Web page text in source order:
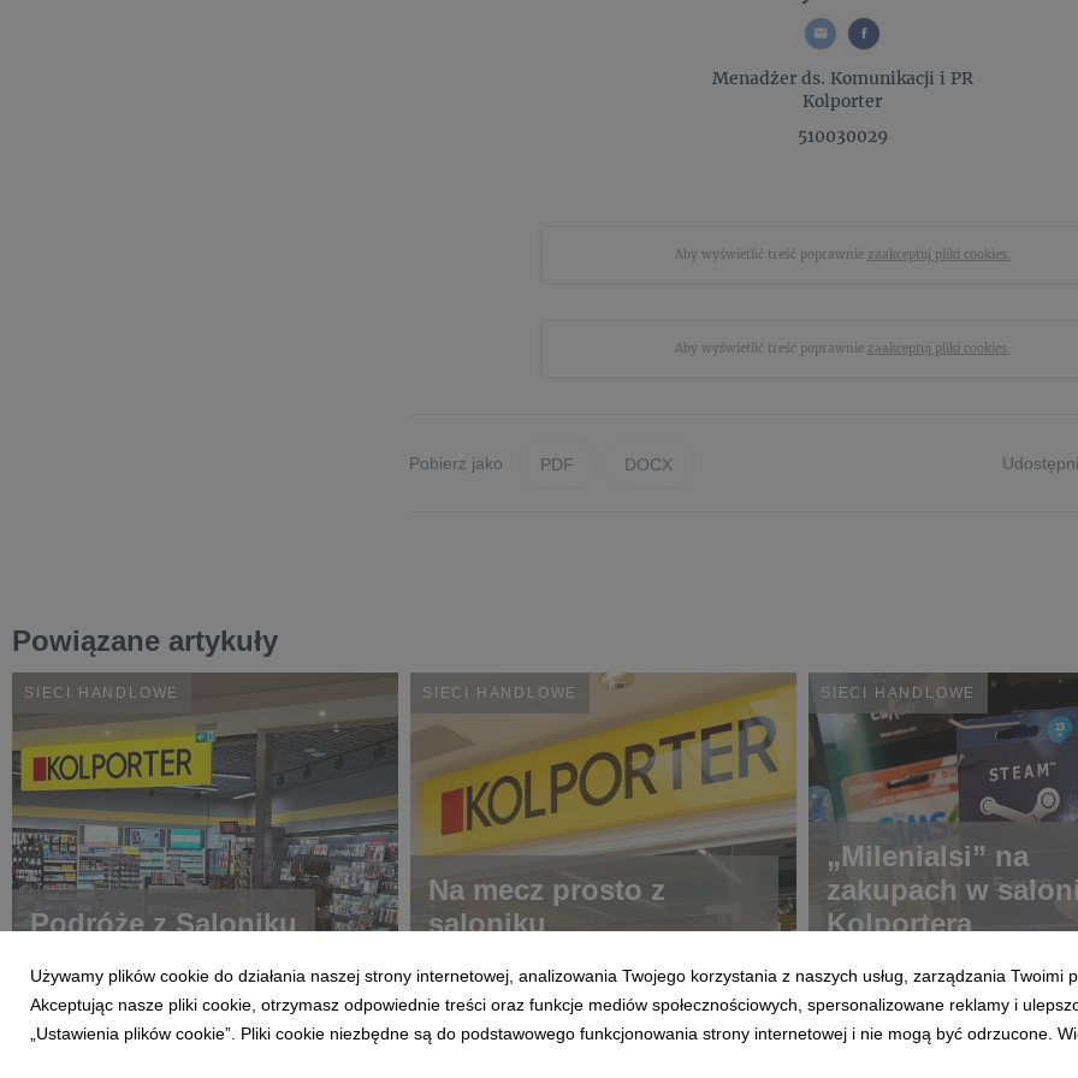
Menadżer ds. Komunikacji i PR
Kolporter
510030029
Aby wyświetlić treść poprawnie zaakceptuj pliki cookies.
Aby wyświetlić treść poprawnie zaakceptuj pliki cookies.
Pobierz jako PDF DOCX
Powiązane artykuły
SIECI HANDLOWE
Podróże z Saloniku
SIECI HANDLOWE
Na mecz prosto z
saloniku
SIECI HANDLOWE
„Milenialsi” na
zakupach w
Kolportera
Używamy plików cookie do działania naszej strony internetowej, analizowania Twojego korzystania z naszych usług, zarządzania
Akceptując nasze pliki cookie, otrzymasz odpowiednie treści oraz funkcje mediów społecznościowych, spersonalizowane reklamy i
„Ustawienia plików cookie”. Pliki cookie niezbędne są do podstawowego funkcjonowania strony internetowej i nie mogą być odrzucone.